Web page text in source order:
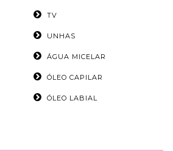
TV
UNHAS
ÁGUA MICELAR
ÓLEO CAPILAR
ÓLEO LABIAL